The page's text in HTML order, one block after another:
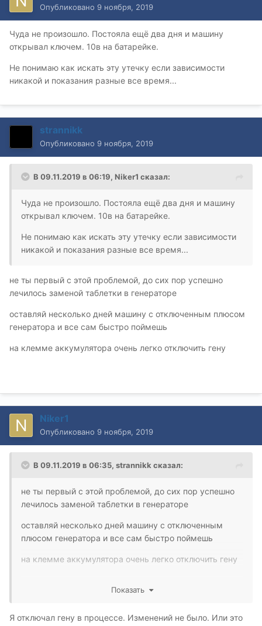
Опубликовано 9 ноября, 2019
Чуда не произошло. Постояла ещё два дня и машину
открывал ключем. 10в на батарейке.
Не понимаю как искать эту утечку если зависимости
никакой и показания разные все время...
strannikk
Опубликовано 9 ноября, 2019
В 09.11.2019 в 06:19, Niker1 сказал:
Чуда не произошло. Постояла ещё два дня и машину
открывал ключем. 10в на батарейке.
Не понимаю как искать эту утечку если зависимости
никакой и показания разные все время...
не ты первый с этой проблемой, до сих пор успешно
лечилось заменой таблетки в генераторе
оставляй несколько дней машину с отключенным плюсом
генератора и все сам быстро поймешь
на клемме аккумулятора очень легко отключить гену
Niker1
Опубликовано 9 ноября, 2019
В 09.11.2019 в 06:35, strannikk сказал:
не ты первый с этой проблемой, до сих пор успешно
лечилось заменой таблетки в генераторе
оставляй несколько дней машину с отключенным
плюсом генератора и все сам быстро поймешь
на клемме аккумулятора очень легко отключить гену
Показать
Я отключал гену в процессе. Изменений не было. Или это